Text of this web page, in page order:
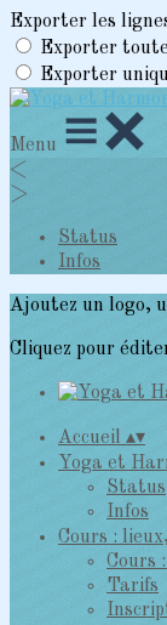
Exporter les
Exporter
Exporter
Menu
<
>
Status
Infos
Ajoutez un logo,
Cliquez pour
Accueil ▴▾
Yoga et
Status
Infos
Cours :
Cours
Tarifs